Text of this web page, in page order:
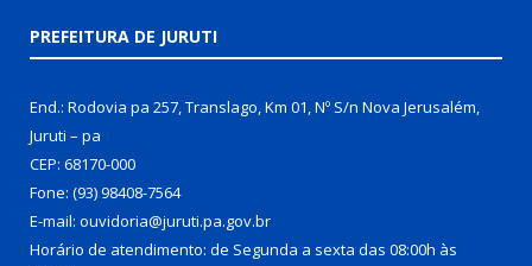
PREFEITURA DE JURUTI
End.: Rodovia pa 257, Translago, Km 01, Nº S/n Nova Jerusalém,
Juruti – pa
CEP: 68170-000
Fone: (93) 98408-7564
E-mail: ouvidoria@juruti.pa.gov.br
Horário de atendimento: de Segunda a sexta das 08:00h às